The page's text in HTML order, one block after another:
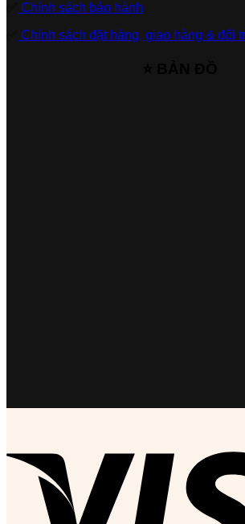
Chính sách bảo hành
Chính sách đặt hàng, giao hàng & đổi